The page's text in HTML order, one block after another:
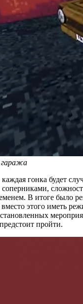
гаража
гонка будет
В итоге было
этого иметь
пройти.